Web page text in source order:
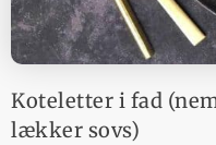
Koteletter i fad
lækker sovs)